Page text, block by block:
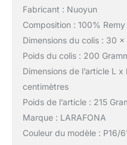
Fabricant : Nuoyun
Composition : 100%
Dimensions du colis : 30
Poids du colis : 200
Dimensions de l’article L
centimètres
Poids de l’article : 215
Marque : LARAFONA
Couleur du modèle : P16/